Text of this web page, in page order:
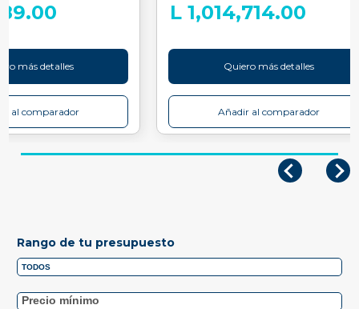
más detalles
al comparador
L 1,014,714.00
Quiero más detalles
Añadir al comparador
Rango de tu presupuesto